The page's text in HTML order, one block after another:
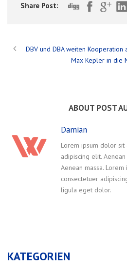
Share Post:
DBV und DBA weiten Kooperation
Max Kepler in die
ABOUT POST
Damian
Lorem ipsum dolor sit
adipiscing elit.
Aenean massa.
consectetuer
ligula eget dolor.
KATEGORIEN